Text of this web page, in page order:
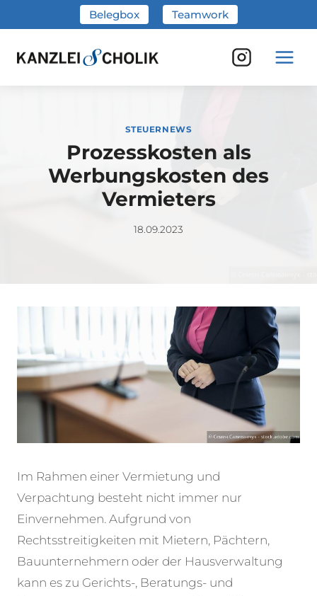
Inhalt
springen
Belegbox Teamwork
STEUERNEWS
Prozesskosten als
Werbungskosten des
Vermieters
18.09.2023
Im Rahmen einer Vermietung und
Verpachtung besteht nicht immer nur
Einvernehmen. Aufgrund von
Rechtsstreitigkeiten mit Mietern, Pächtern,
Bauunternehmern oder der Hausverwaltung
kann es zu Gerichts-, Beratungs- und